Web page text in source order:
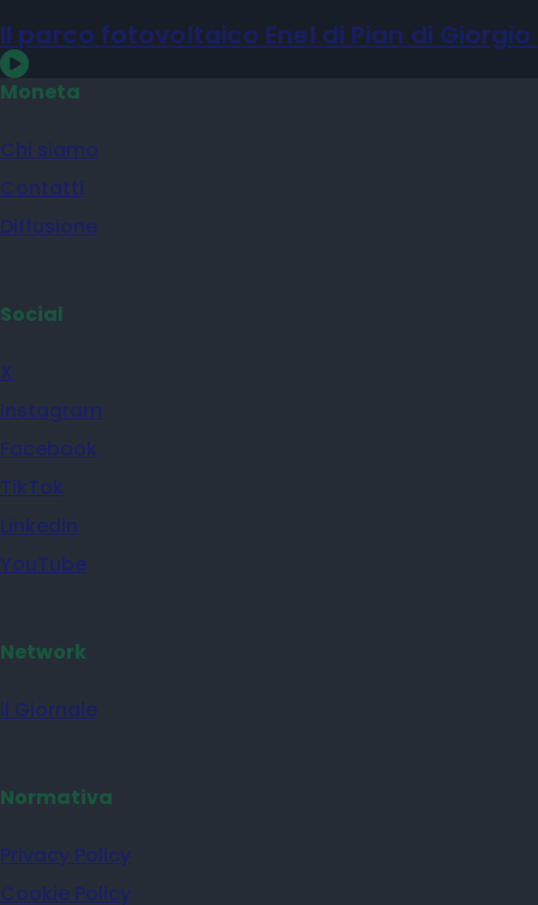
Il parco fotovoltaico Enel di Pian di Giorgio
Moneta
Chi siamo
Contatti
Diffusione
Social
X
Instagram
Facebook
TikTok
Linkedin
YouTube
Network
il Giornale
Normativa
Privacy Policy
Cookie Policy